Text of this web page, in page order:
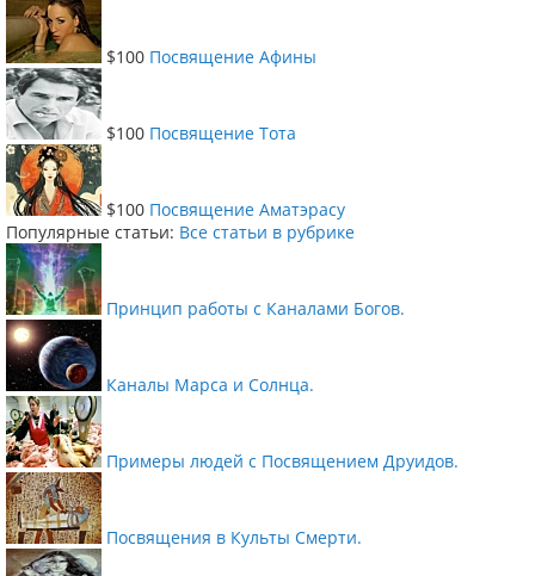
$100 Посвящение Афины
$100 Посвящение Тота
$100 Посвящение Аматэрасу
Популярные статьи: Все статьи в рубрике
Принцип работы с Каналами Богов.
Каналы Марса и Солнца.
Примеры людей с Посвящением Друидов.
Посвящения в Культы Смерти.